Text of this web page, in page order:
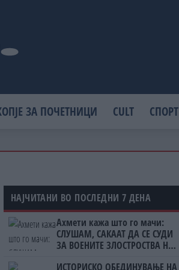
ЗА ПОЧЕТНИЦИ CULT СПОРТ
НАЈЧИТАНИ ВО ПОСЛЕДНИ 7 ДЕНА
Ахмети кажа што го мачи:
СЛУШАМ, САКААТ ДА СЕ СУДИ
ЗА ВОЕНИТЕ ЗЛОСТРОСТВА НА
ИСТОРИСКО ОБЕДИНУВАЊЕ НА